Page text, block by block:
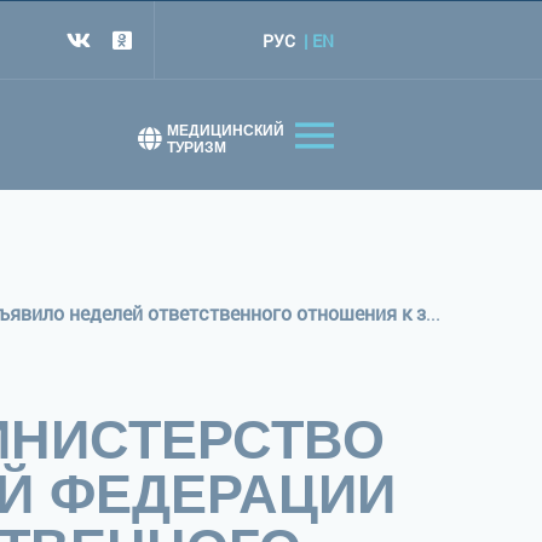
РУС EN
МЕДИЦИНСКИЙ
ТУРИЗМ
С 9 по 15 декабря 2024 года Министерство здравоохранения Российской Федерации объявило неделей ответственного отношения к здоровью
ФЕДЕРАЦИИ